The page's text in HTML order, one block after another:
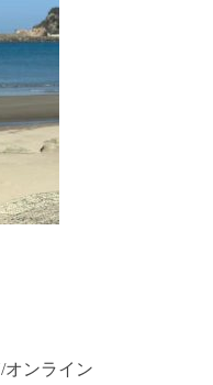
ンライン